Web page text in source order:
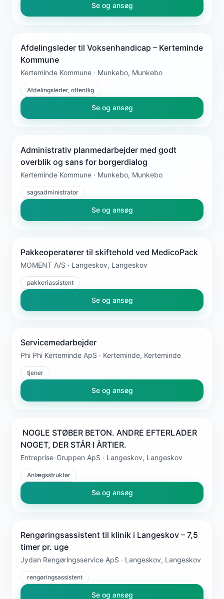
Se og ansøg
Afdelingsleder til Voksenhandicap – Kerteminde
Kommune
Kerteminde Kommune · Munkebo, Munkebo
Afdelingsleder, offentlig
Se og ansøg
Administrativ planmedarbejder med godt
overblik og sans for borgerdialog
Kerteminde Kommune · Munkebo, Munkebo
sagsadministrator
Se og ansøg
Pakkeoperatører til skiftehold ved MedicoPack
MOMENT A/S · Langeskov, Langeskov
pakkeriassistent
Se og ansøg
Servicemedarbejder
Phi Phi Kerteminde ApS · Kerteminde, Kerteminde
tjener
Se og ansøg
️ NOGLE STØBER BETON. ANDRE EFTERLADER
NOGET, DER STÅR I ÅRTIER.
Entreprise-Gruppen ApS · Langeskov, Langeskov
Anlægsstruktør
Se og ansøg
Rengøringsassistent til klinik i Langeskov – 7,5
timer pr. uge
Jydan Rengøringsservice ApS · Langeskov, Langeskov
rengøringsassistent
Se og ansøg